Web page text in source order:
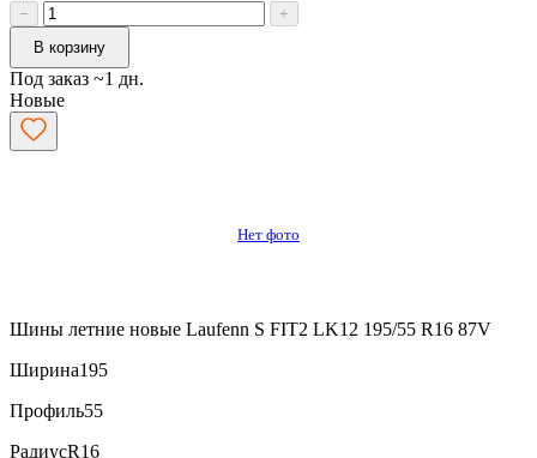
−
+
В корзину
Под заказ ~1 дн.
Новые
Нет фото
Шины летние новые Laufenn S FIT2 LK12 195/55 R16 87V
Ширина195
Профиль55
РадиусR16